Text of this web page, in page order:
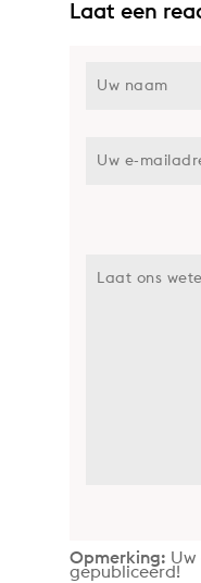
Laat een
Opmerking:
gepubliceerd!